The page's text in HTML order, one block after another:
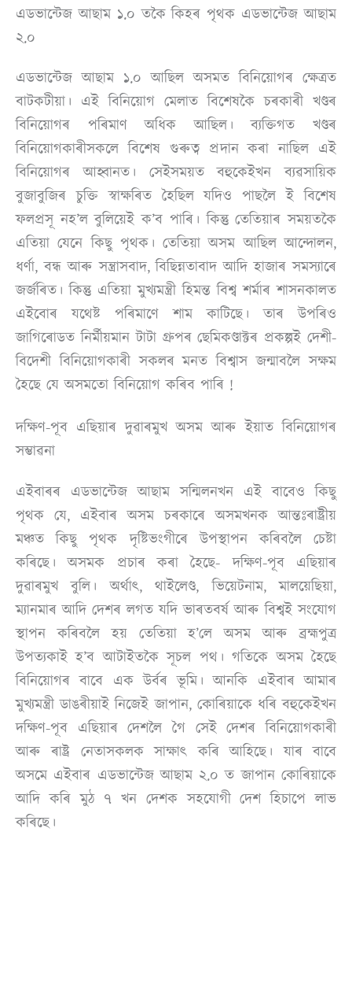
এডভান্টেজ আছাম ১.০ তকৈ কিহৰ পৃথক এডভান্টেজ আছাম
২.০
এডভান্টেজ আছাম ১.০ আছিল অসমত বিনিয়োগৰ ক্ষেত্ৰত
বাটকটীয়া। এই বিনিয়োগ মেলাত বিশেষকৈ চৰকাৰী খণ্ডৰ
বিনিয়োগৰ পৰিমাণ অধিক আছিল। ব্যক্তিগত খণ্ডৰ
বিনিয়োগকাৰীসকলে বিশেষ গুৰুত্ব প্ৰদান কৰা নাছিল এই
বিনিয়োগৰ আহ্বানত। সেইসময়ত বহুকেইখন ব্যৱসায়িক
বুজাবুজিৰ চুক্তি স্বাক্ষৰিত হৈছিল যদিও পাছলৈ ই বিশেষ
ফলপ্ৰসূ নহ’ল বুলিয়েই ক’ব পাৰি। কিন্তু তেতিয়াৰ সময়তকৈ
এতিয়া যেনে কিছু পৃথক। তেতিয়া অসম আছিল আন্দোলন,
ধৰ্ণা, বন্ধ আৰু সন্ত্ৰাসবাদ, বিছিন্নতাবাদ আদি হাজাৰ সমস্যাৰে
জৰ্জৰিত। কিন্তু এতিয়া মুখ্যমন্ত্ৰী হিমন্ত বিশ্ব শৰ্মাৰ শাসনকালত
এইবোৰ যথেষ্ট পৰিমাণে শাম কাটিছে। তাৰ উপৰিও
জাগিৰোডত নিৰ্মীয়মান টাটা গ্ৰুপৰ ছেমিকণ্ডাক্টৰ প্ৰকল্পই দেশী-
বিদেশী বিনিয়োগকাৰী সকলৰ মনত বিশ্বাস জন্মাবলৈ সক্ষম
হৈছে যে অসমতো বিনিয়োগ কৰিব পাৰি !
দক্ষিণ-পূব এছিয়াৰ দুৱাৰমুখ অসম আৰু ইয়াত বিনিয়োগৰ
সম্ভাৱনা
এইবাৰৰ এডভান্টেজ আছাম সন্মিলনখন এই বাবেও কিছু
পৃথক যে, এইবাৰ অসম চৰকাৰে অসমখনক আন্তঃৰাষ্ট্ৰীয়
মঞ্চত কিছু পৃথক দৃষ্টিভংগীৰে উপস্থাপন কৰিবলৈ চেষ্টা
কৰিছে। অসমক প্ৰচাৰ কৰা হৈছে- দক্ষিণ-পূব এছিয়াৰ
দুৱাৰমুখ বুলি। অৰ্থাৎ, থাইলেণ্ড, ভিয়েটনাম, মালয়েছিয়া,
ম্যানমাৰ আদি দেশৰ লগত যদি ভাৰতবৰ্ষ আৰু বিশ্বই সংযোগ
স্থাপন কৰিবলৈ হয় তেতিয়া হ’লে অসম আৰু ব্ৰহ্মপুত্ৰ
উপত্যকাই হ’ব আটাইতকৈ সূচল পথ। গতিকে অসম হৈছে
বিনিয়োগৰ বাবে এক উৰ্বৰ ভূমি। আনকি এইবাৰ আমাৰ
মুখ্যমন্ত্ৰী ডাঙৰীয়াই নিজেই জাপান, কোৰিয়াকে ধৰি বহুকেইখন
দক্ষিণ-পূব এছিয়াৰ দেশলৈ গৈ সেই দেশৰ বিনিয়োগকাৰী
আৰু ৰাষ্ট্ৰ নেতাসকলক সাক্ষাৎ কৰি আহিছে। যাৰ বাবে
অসমে এইবাৰ এডভান্টেজ আছাম ২.০ ত জাপান কোৰিয়াকে
আদি কৰি মুঠ ৭ খন দেশক সহযোগী দেশ হিচাপে লাভ
কৰিছে।